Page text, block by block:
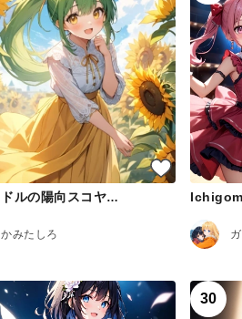
AIアイドルの陽向スコヤちゃん
かみたしろ
30